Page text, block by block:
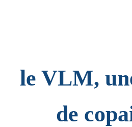
le VLM,
de